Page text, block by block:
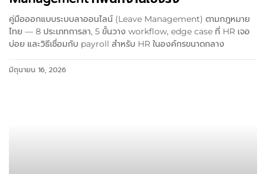
คู่มือออกแบบระบบลาออนไลน์ (Leave Management) ตามกฎหมาย
ไทย — 8 ประเภทการลา, 5 ขั้นวาง workflow, edge case ที่ HR เจอ
บ่อย และวิธีเชื่อมกับ payroll สำหรับ HR ในองค์กรขนาดกลาง
มิถุนายน 16, 2026